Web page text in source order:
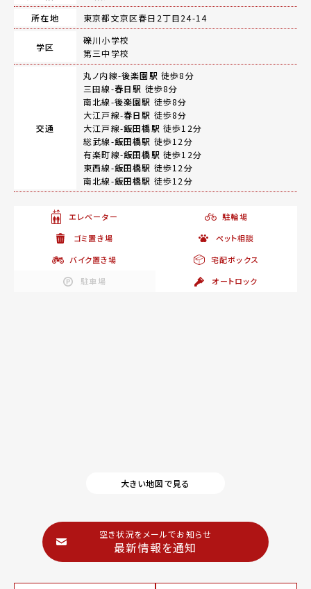
所在地
東京都文京区春日2丁目24-14
学区
礫川小学校
第三中学校
交通
丸ノ内線-後楽園駅 徒歩8分
三田線-春日駅 徒歩8分
南北線-後楽園駅 徒歩8分
大江戸線-春日駅 徒歩8分
大江戸線-飯田橋駅 徒歩12分
総武線-飯田橋駅 徒歩12分
有楽町線-飯田橋駅 徒歩12分
東西線-飯田橋駅 徒歩12分
南北線-飯田橋駅 徒歩12分
エレベーター
駐輪場
ゴミ置き場
ペット相談
バイク置き場
宅配ボックス
駐車場
オートロック
大きい地図で見る
空き状況をメールでお知らせ
最新情報を通知